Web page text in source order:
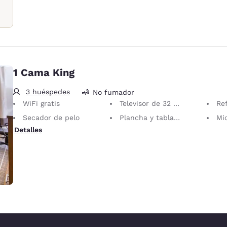
1 Cama King
3 huéspedes
No fumador
WiFi gratis
Televisor de 32 pulgadas LCD/Plasma
Secador de pelo
Plancha y tabla de planchar
Detalles